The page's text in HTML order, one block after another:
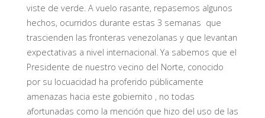
viste de verde. A vuelo rasante, repasemos algunos
hechos, ocurridos durante estas 3 semanas que
trascienden las fronteras venezolanas y que levantan
expectativas a nivel internacional. Ya sabemos que el
Presidente de nuestro vecino del Norte, conocido
por su locuacidad ha proferido públicamente
amenazas hacia este gobiernito , no todas
afortunadas como la mención que hizo del uso de las